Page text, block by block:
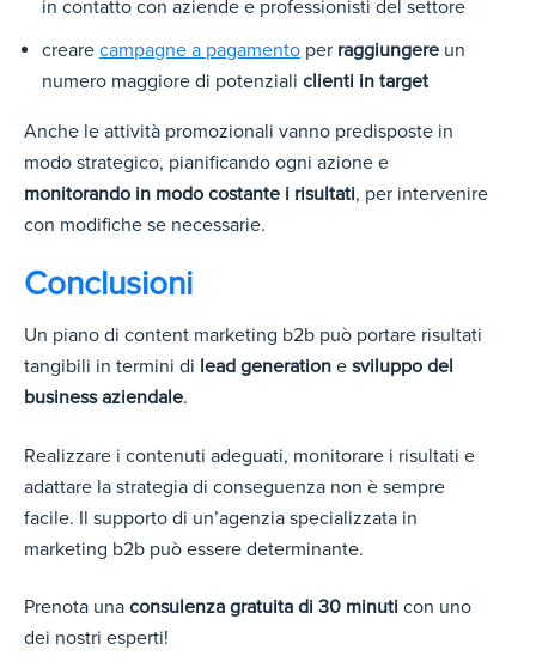
in contatto con aziende e professionisti del settore
creare campagne a pagamento per raggiungere un
numero maggiore di potenziali clienti in target
Anche le attività promozionali vanno predisposte in
modo strategico, pianificando ogni azione e
monitorando in modo costante i risultati, per intervenire
con modifiche se necessarie.
Conclusioni
Un piano di content marketing b2b può portare risultati
tangibili in termini di lead generation e sviluppo del
business aziendale.
Realizzare i contenuti adeguati, monitorare i risultati e
adattare la strategia di conseguenza non è sempre
facile. Il supporto di un’agenzia specializzata in
marketing b2b può essere determinante.
Prenota una consulenza gratuita di 30 minuti con uno
dei nostri esperti!